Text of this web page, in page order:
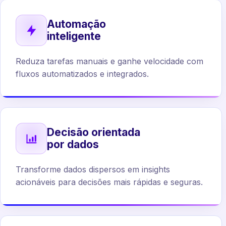
Automação
inteligente
Reduza tarefas manuais e ganhe velocidade com
fluxos automatizados e integrados.
Decisão orientada
por dados
Transforme dados dispersos em insights
acionáveis para decisões mais rápidas e seguras.